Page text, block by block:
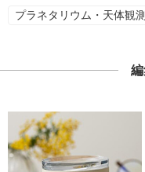
プラネタリウム・天体観測